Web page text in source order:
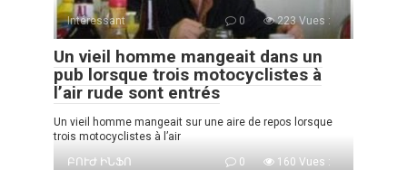
Intéressant 0 223 Vues :
Un vieil homme mangeait dans un
pub lorsque trois motocyclistes à
l’air rude sont entrés
Un vieil homme mangeait sur une aire de repos lorsque
trois motocyclistes à l’air
ԲՈՒԺ ԻՆՖՈ
0 160 Vues :